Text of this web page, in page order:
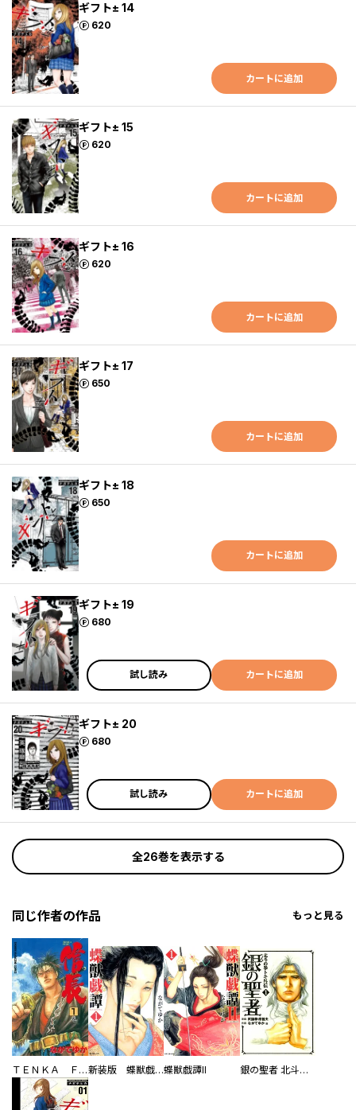
ギフト± 14
620
ポイント
カートに追加
ギフト± 15
620
ポイント
カートに追加
ギフト± 16
620
ポイント
カートに追加
ギフト± 17
650
ポイント
カートに追加
ギフト± 18
650
ポイント
カートに追加
ギフト± 19
680
ポイント
試し読み カートに追加
ギフト± 20
680
ポイント
試し読み カートに追加
全26巻を表示する
同じ作者の作品 もっと見る
ＴＥＮＫＡ ＦＵＢＵ 信長 新装版 蝶獣戯譚蝶獣戯譚II 銀の聖者 北斗の拳 トキ外伝